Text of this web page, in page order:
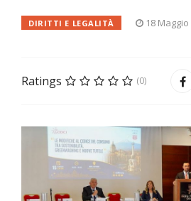
DIRITTI E LEGALITÀ 18 Maggio
Ratings (0)